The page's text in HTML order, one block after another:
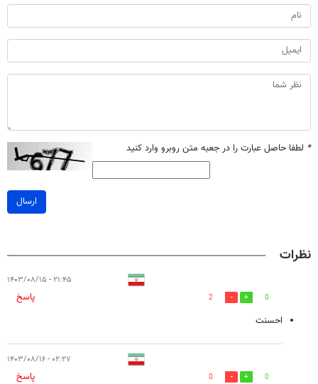
* لطفا حاصل عبارت را در جعبه متن روبرو وارد کنید
ارسال
نظرات
۲۱:۴۵ - ۱۴۰۳/۰۸/۱۵
0
2
پاسخ
احسنت
۰۲:۲۷ - ۱۴۰۳/۰۸/۱۶
0
0 پاسخ